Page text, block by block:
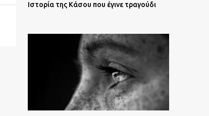
Ιστορία της Κάσου που έγινε τραγούδι